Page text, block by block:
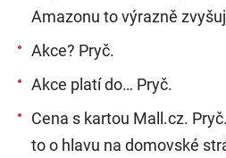
Amazonu to výrazně
Akce? Pryč.
Akce platí do… Pryč.
Cena s kartou Mall.cz.
to o hlavu na domovské